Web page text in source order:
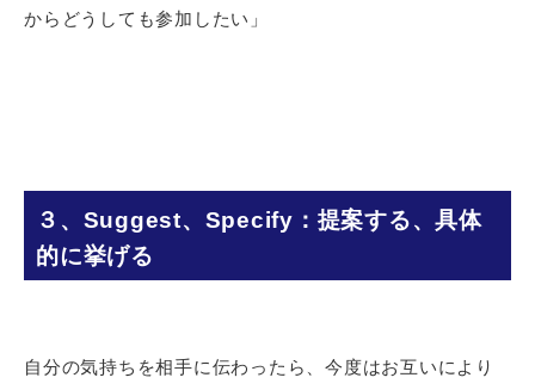
からどうしても参加したい」
３、Suggest、Specify：提案する、具体
的に挙げる
自分の気持ちを相手に伝わったら、今度はお互いにより